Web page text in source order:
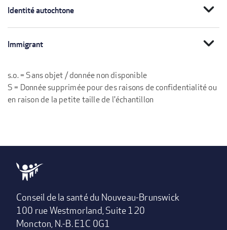
Identité autochtone expand_more
Immigrant expand_more
s.o. = Sans objet / donnée non disponible
S = Donnée supprimée pour des raisons de confidentialité ou
en raison de la petite taille de l'échantillon
Conseil de la santé du Nouveau-Brunswick
100 rue Westmorland, Suite 120
Moncton, N.-B. E1C 0G1